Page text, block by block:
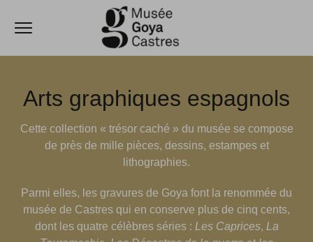
Accèder directement au contenu
Ouvrir le menu
Arts graphiques espagnols
Cette collection « trésor caché » du musée se compose
de près de mille pièces, dessins, estampes et
lithographies.
Parmi elles, les gravures de Goya font la renommée du
musée de Castres qui en conserve plus de cinq cents,
dont les quatre célèbres séries : Les Caprices, La